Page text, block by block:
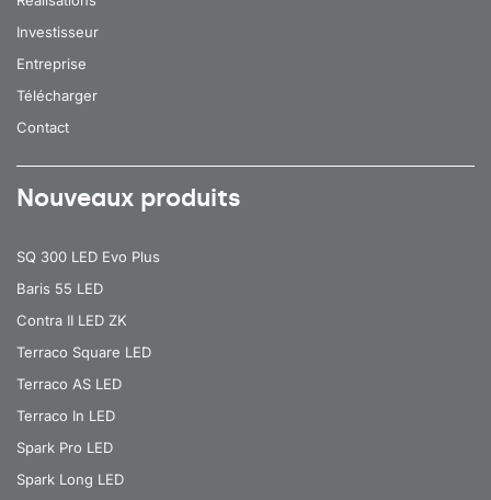
Investisseur
Entreprise
Télécharger
Contact
Nouveaux produits
SQ 300 LED Evo Plus
Baris 55 LED
Contra II LED ZK
Terraco Square LED
Terraco AS LED
Terraco In LED
Spark Pro LED
Spark Long LED